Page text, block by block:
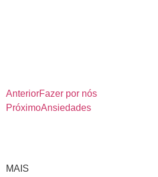
AnteriorFazer por nós
PróximoAnsiedades
MAIS